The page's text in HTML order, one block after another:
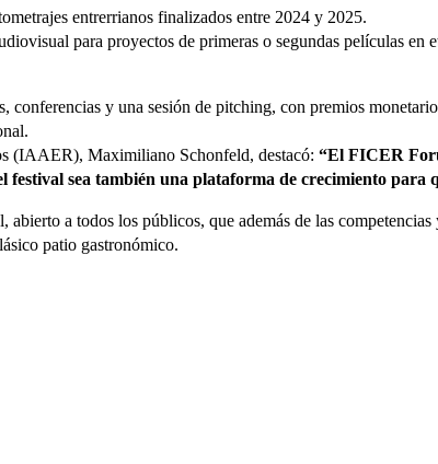
entrerrianos finalizados entre 2024 y 2025.
para proyectos de primeras o segundas películas en
y una sesión de pitching, con premios
(IAAER), Maximiliano Schonfeld, destacó: “El FICER
festival sea también una plataforma de crecimiento para
a todos los públicos, que además de las
patio gastronómico.